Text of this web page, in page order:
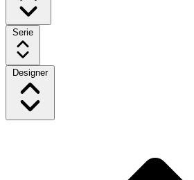
Serie
Designer